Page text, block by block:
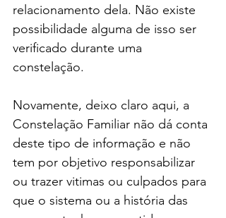
relacionamento dela. Não existe
possibilidade alguma de isso ser
verificado durante uma
constelação.
Novamente, deixo claro aqui, a
Constelação Familiar não dá conta
deste tipo de informação e não
tem por objetivo responsabilizar
ou trazer vitimas ou culpados para
que o sistema ou a história das